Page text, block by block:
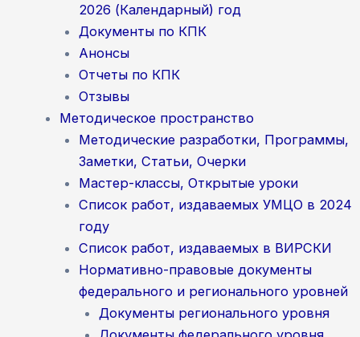
2026 (Календарный) год
Документы по КПК
Анонсы
Отчеты по КПК
Отзывы
Методическое пространство
Методические разработки, Программы,
Заметки, Статьи, Очерки
Мастер-классы, Открытые уроки
Список работ, издаваемых УМЦО в 2024
году
Список работ, издаваемых в ВИРСКИ
Нормативно-правовые документы
федерального и регионального уровней
Документы регионального уровня